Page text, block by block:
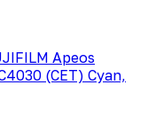
Apeos
(CET) Cyan,